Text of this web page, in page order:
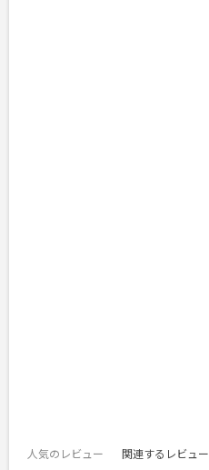
人気のレビュー 関連するレビュー